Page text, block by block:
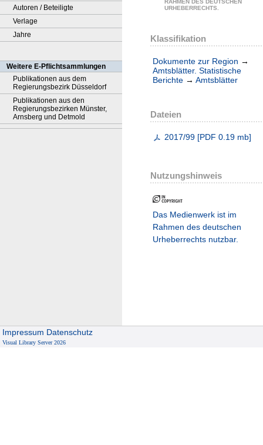
Autoren / Beteiligte
Verlage
Jahre
Weitere E-Pflichtsammlungen
Publikationen aus dem
Regierungsbezirk Düsseldorf
Publikationen aus den
Regierungsbezirken Münster,
Arnsberg und Detmold
RAHMEN DES DEUTSCHEN
URHEBERRECHTS.
Klassifikation
Dokumente zur Region →
Amtsblätter. Statistische
Berichte → Amtsblätter
Dateien
2017/99 [PDF 0.19 mb]
Nutzungshinweis
Das Medienwerk ist im
Rahmen des deutschen
Urheberrechts nutzbar.
Impressum Datenschutz
Visual Library Server 2026